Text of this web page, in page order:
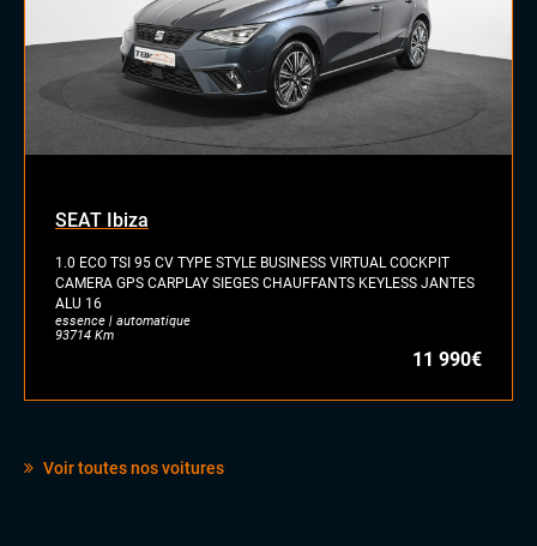
SEAT Ibiza
1.0 ECO TSI 95 CV TYPE STYLE BUSINESS VIRTUAL COCKPIT
CAMERA GPS CARPLAY SIEGES CHAUFFANTS KEYLESS JANTES
ALU 16
essence | automatique
93714 Km
11 990€
Voir toutes nos voitures